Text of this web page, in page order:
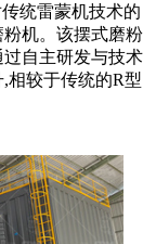
统雷蒙机技术的
机。该摆式磨粉
自主研发与技术
相较于传统的R型